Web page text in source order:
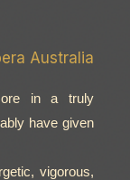
Australia
in a truly
have given
vigorous,